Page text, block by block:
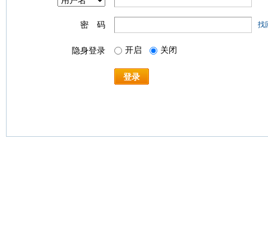
密 码 找
隐身登录 开启 关闭
登录